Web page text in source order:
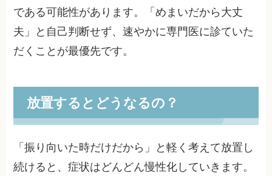
である可能性があります。「めまいだから大丈
夫」と自己判断せず、速やかに専門医に診ていた
だくことが最優先です。
放置するとどうなるの？
「振り向いた時だけだから」と軽く考えて放置し
続けると、症状はどんどん慢性化していきます。